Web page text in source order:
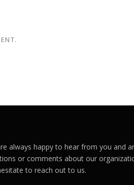
always happy to hear from you and
or comments about our
to reach out to us.